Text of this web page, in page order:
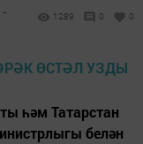
1289 0 0
һәм Татарстан
белән